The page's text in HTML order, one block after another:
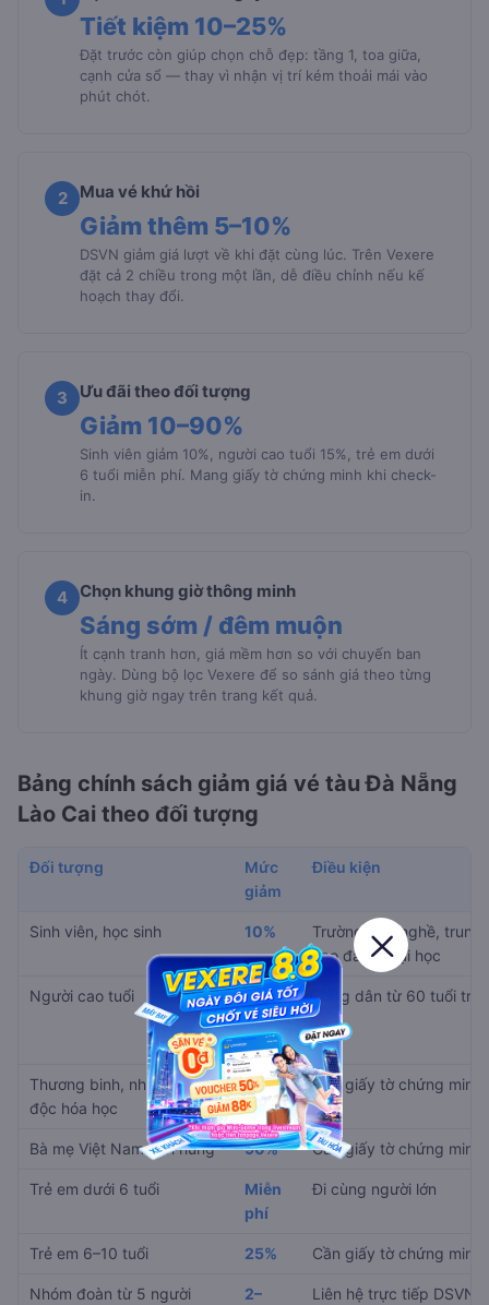
Tiết kiệm 10–25%
Đặt trước còn giúp chọn chỗ đẹp: tầng 1, toa giữa,
cạnh cửa sổ — thay vì nhận vị trí kém thoải mái vào
phút chót.
2 Mua vé khứ hồi
Giảm thêm 5–10%
DSVN giảm giá lượt về khi đặt cùng lúc. Trên Vexere
đặt cả 2 chiều trong một lần, dễ điều chỉnh nếu kế
hoạch thay đổi.
3 Ưu đãi theo đối tượng
Giảm 10–90%
Sinh viên giảm 10%, người cao tuổi 15%, trẻ em dưới
6 tuổi miễn phí. Mang giấy tờ chứng minh khi check-
in.
4 Chọn khung giờ thông minh
Sáng sớm / đêm muộn
Ít cạnh tranh hơn, giá mềm hơn so với chuyến ban
ngày. Dùng bộ lọc Vexere để so sánh giá theo từng
khung giờ ngay trên trang kết quả.
Bảng chính sách giảm giá vé tàu Đà Nẵng
Lào Cai theo đối tượng
Đối tượng
Mức
giảm
Điều kiện
Sinh viên, học sinh 10%
Trường dạy nghề, trung
cao đẳng, đại học
Người cao tuổi
Ít
nhất
15%
Công dân từ 60 tuổi trở
Thương binh, nhiễm chất
độc hóa học
30% Cần giấy tờ chứng minh
Bà mẹ Việt Nam anh hùng 90% Cần giấy tờ chứng minh
Trẻ em dưới 6 tuổi
Miễn
phí
Đi cùng người lớn
Trẻ em 6–10 tuổi 25% Cần giấy tờ chứng minh
Nhóm đoàn từ 5 người
2–
Liên hệ trực tiếp DSVN